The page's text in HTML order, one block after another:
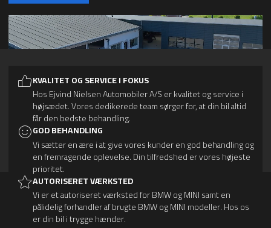
KVALITET OG SERVICE I FOKUS
Hos Ejvind Nielsen Automobiler A/S er kvalitet og service i
højsædet. Vores dedikerede team sørger for, at din bil altid
får den bedste behandling.
GOD BEHANDLING
Vi sætter en ære i at give vores kunder en god behandling og
en fremragende oplevelse. Din tilfredshed er vores højeste
prioritet.
AUTORISERET VÆRKSTED
Vi er et autoriseret værksted for BMW og MINI samt en
pålidelig forhandler af brugte BMW og MINI modeller. Hos os
er din bil i trygge hænder.